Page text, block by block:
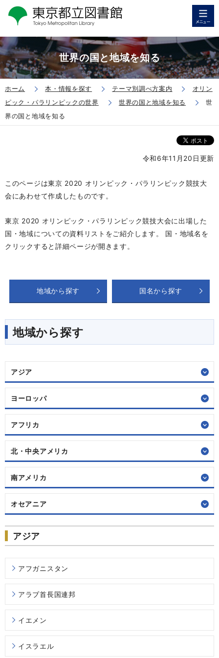
世界の国と地域を知る
ホーム 本・情報を探す テーマ別調べ方案内
オリン
ピック・パラリンピックの世界
世界の国と地域を知る
世
界の国と地域を知る
令和6年11月20日更新
このページは東京 2020 オリンピック・パラリンピック競技大
会にあわせて作成したものです。
東京 2020 オリンピック・パラリンピック競技大会に出場した
国・地域についての資料リストをご紹介します。 国・地域名を
クリックすると詳細ページが開きます。
地域から探す 国名から探す
地域から探す
アジア
ヨーロッパ
アフリカ
北・中央アメリカ
南アメリカ
オセアニア
アジア
アフガニスタン
アラブ首長国連邦
イエメン
イスラエル